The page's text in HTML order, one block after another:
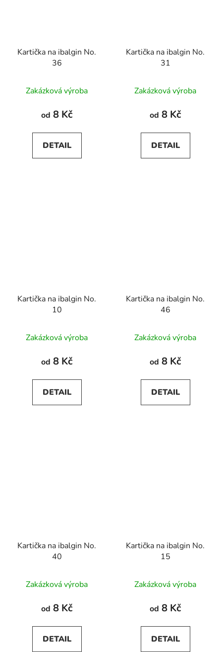
Kartička na ibalgin No.
36
Zakázková výroba
od 8 Kč
DETAIL
Kartička na ibalgin No.
31
Zakázková výroba
od 8 Kč
DETAIL
Kartička na ibalgin No.
10
Zakázková výroba
od 8 Kč
DETAIL
Kartička na ibalgin No.
46
Zakázková výroba
od 8 Kč
DETAIL
Kartička na ibalgin No.
40
Zakázková výroba
od 8 Kč
DETAIL
Kartička na ibalgin No.
15
Zakázková výroba
od 8 Kč
DETAIL